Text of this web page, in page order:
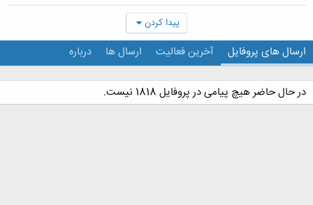
پیدا کردن
ارسال های پروفایل آخرین فعالیت ارسال ها درباره
در حال حاضر هیچ پیامی در پروفایل 1818 نیست.